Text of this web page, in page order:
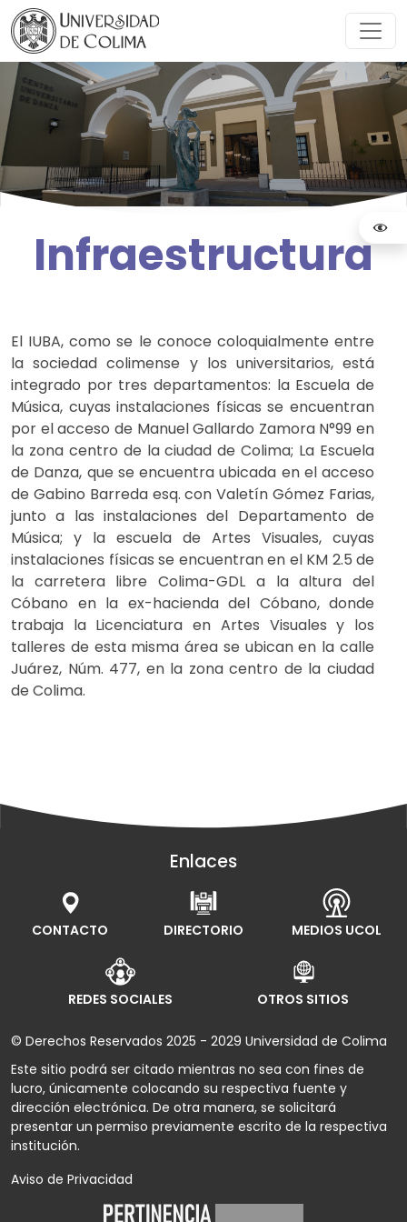
Infraestructura
El IUBA, como se le conoce coloquialmente entre
la sociedad colimense y los universitarios, está
integrado por tres departamentos: la Escuela de
Música, cuyas instalaciones físicas se encuentran
por el acceso de Manuel Gallardo Zamora N°99 en
la zona centro de la ciudad de Colima; La Escuela
de Danza, que se encuentra ubicada en el acceso
de Gabino Barreda esq. con Valetín Gómez Farias,
junto a las instalaciones del Departamento de
Música; y la escuela de Artes Visuales, cuyas
instalaciones físicas se encuentran en el KM 2.5 de
la carretera libre Colima-GDL a la altura del
Cóbano en la ex-hacienda del Cóbano, donde
trabaja la Licenciatura en Artes Visuales y los
talleres de esta misma área se ubican en la calle
Juárez, Núm. 477, en la zona centro de la ciudad
de Colima.
Enlaces
CONTACTO DIRECTORIO MEDIOS UCOL
REDES SOCIALES OTROS SITIOS
© Derechos Reservados 2025 - 2029 Universidad de Colima
Este sitio podrá ser citado mientras no sea con fines de
lucro, únicamente colocando su respectiva fuente y
dirección electrónica. De otra manera, se solicitará
presentar un permiso previamente escrito de la respectiva
institución.
Aviso de Privacidad